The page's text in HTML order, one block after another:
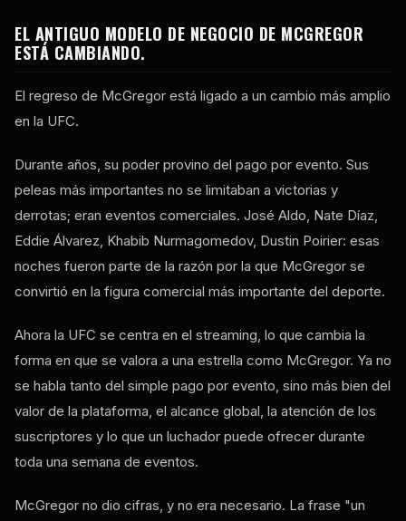
EL ANTIGUO MODELO DE NEGOCIO DE MCGREGOR
ESTÁ CAMBIANDO.
El regreso de McGregor está ligado a un cambio más amplio
en la UFC.
Durante años, su poder provino del pago por evento. Sus
peleas más importantes no se limitaban a victorias y
derrotas; eran eventos comerciales. José Aldo, Nate Díaz,
Eddie Álvarez, Khabib Nurmagomedov, Dustin Poirier: esas
noches fueron parte de la razón por la que McGregor se
convirtió en la figura comercial más importante del deporte.
Ahora la UFC se centra en el streaming, lo que cambia la
forma en que se valora a una estrella como McGregor. Ya no
se habla tanto del simple pago por evento, sino más bien del
valor de la plataforma, el alcance global, la atención de los
suscriptores y lo que un luchador puede ofrecer durante
toda una semana de eventos.
McGregor no dio cifras, y no era necesario. La frase "un